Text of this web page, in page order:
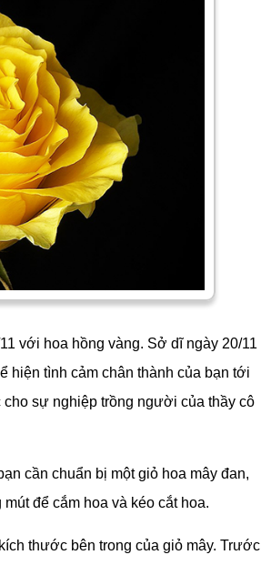
với hoa hồng vàng. Sở dĩ ngày 20/11
hiện tình cảm chân thành của bạn tới
sự nghiệp trồng người của thầy cô
cần chuẩn bị một giỏ hoa mây đan,
để cắm hoa và kéo cắt hoa.
thước bên trong của giỏ mây. Trước